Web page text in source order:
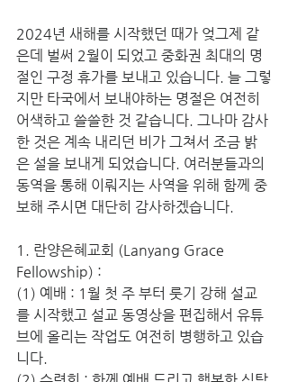
2024년 새해를 시작했던 때가 엊그제 같
은데 벌써 2월이 되었고 중화권 최대의 명
절인 구정 휴가를 보내고 있습니다. 늘 그렇
지만 타국에서 보내야하는 명절은 여전히
어색하고 쓸쓸한 것 같습니다. 그나마 감사
한 것은 계속 내리던 비가 그쳐서 조금 밝
은 설을 보내게 되었습니다. 여러분들과의
동역을 통해 이뤄지는 사역을 위해 함께 중
보해 주시면 대단히 감사하겠습니다.
1. 란양은혜교회 (Lanyang Grace
Fellowship) :
(1) 예배 : 1월 첫 주 부터 룻기 강해 설교
를 시작했고 설교 동영상을 편집해서 유튜
브에 올리는 작업도 여전히 병행하고 있습
니다.